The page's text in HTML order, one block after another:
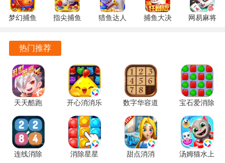
和技巧来克服各种困难，增强了游戏的趣味性和挑战性。
些道具不仅能帮助玩家完成挑战，也能增加游戏的策略性。
社交互动功能强大，玩家可以通过游戏与朋友组队，或在竞
技场中与其他玩家对抗，增加了游戏的社交乐趣。
良好的社区氛围使得玩家能够结识志同道合的朋友，分享游
梦幻捕鱼
卓正版
指尖捕鱼
安卓版
猎鱼达人
捕鱼大决
网易麻将
热门推荐
天天酷跑
1.0.139.0
手机版
开心消消乐
1.159 手机
版
数字华容道
2.15 手机
版
宝石爱消除
1.0.5 手机
版
连线消除
消除星星
甜点消消
汤姆猫水上